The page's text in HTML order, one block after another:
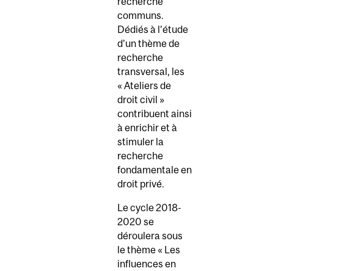
communs.
Dédiés à l’étude
d’un thème de
recherche
transversal, les
« Ateliers de
droit civil »
contribuent ainsi
à enrichir et à
stimuler la
recherche
fondamentale en
droit privé.
Le cycle 2018-
2020 se
déroulera sous
le thème « Les
influences en